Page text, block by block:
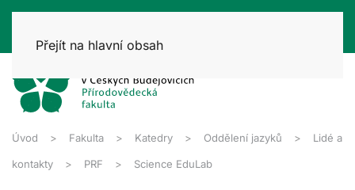
Přejít na hlavní obsah
Úvod Fakulta Katedry Oddělení jazyků Lidé a
kontakty PRF Science EduLab